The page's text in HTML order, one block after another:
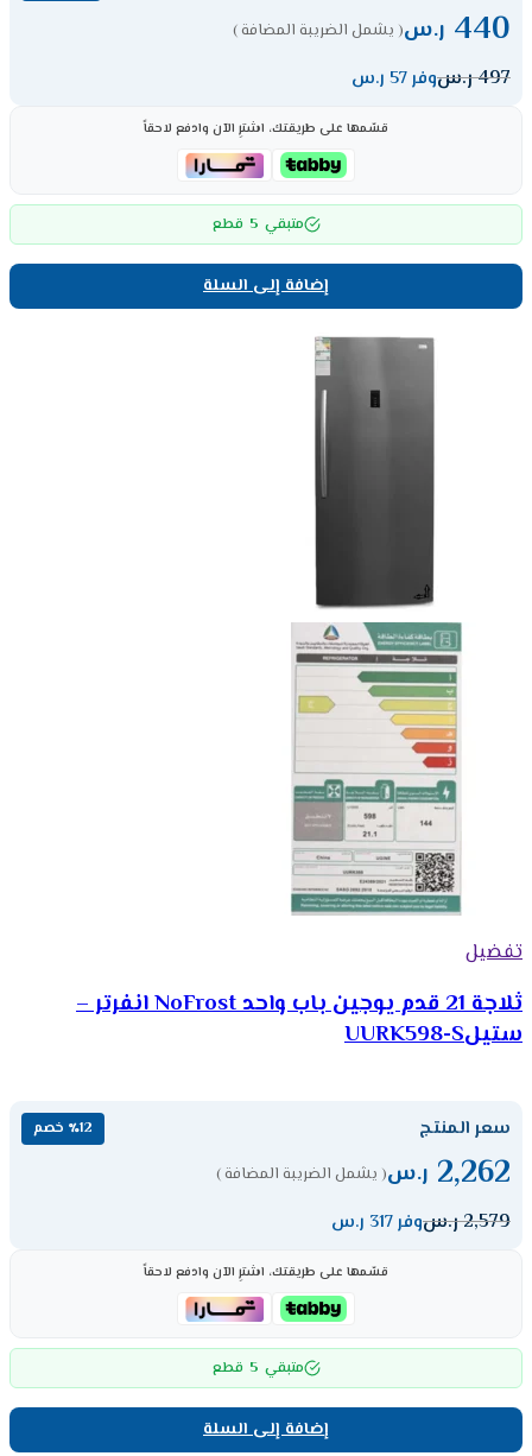
440 ر.س( يشمل الضريبة المضافة )
497ر.سوفر 57 ر.س
قسّمها على طريقتك، اشترِ الآن وادفع لاحقاً
متبقي 5 قطع
إضافة إلى السلة
تفضيل
ثلاجة 21 قدم يوجين باب واحد NoFrost انفرتر –
ستيلUURK598-S
سعر المنتج ٪12 خصم
2,262 ر.س( يشمل الضريبة المضافة )
2,579ر.سوفر 317 ر.س
قسّمها على طريقتك، اشترِ الآن وادفع لاحقاً
متبقي 5 قطع
إضافة إلى السلة